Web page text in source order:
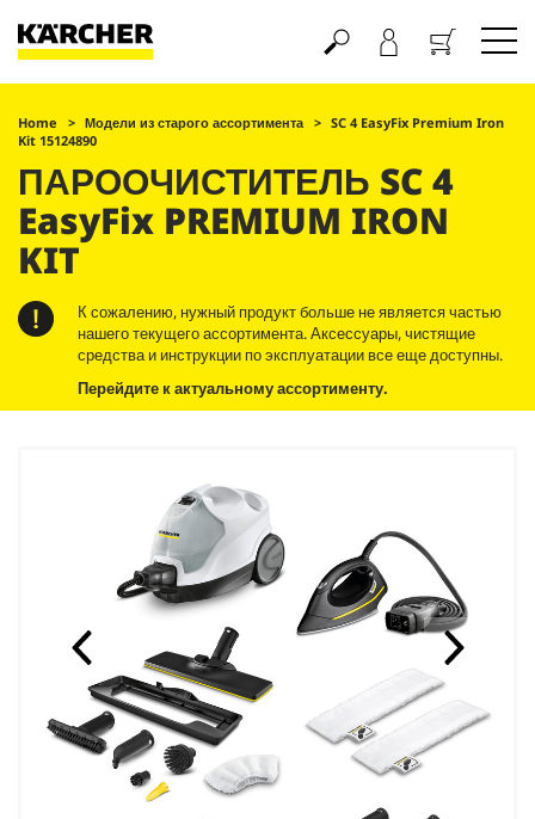
Корзина
Home Модели из старого ассортимента SC 4 EasyFix Premium Iron
Kit 15124890
ПАРООЧИСТИТЕЛЬ SC 4
EasyFix PREMIUM IRON
KIT
К сожалению, нужный продукт больше не является частью
нашего текущего ассортимента. Аксессуары, чистящие
средства и инструкции по эксплуатации все еще доступны.
Перейдите к актуальному ассортименту.